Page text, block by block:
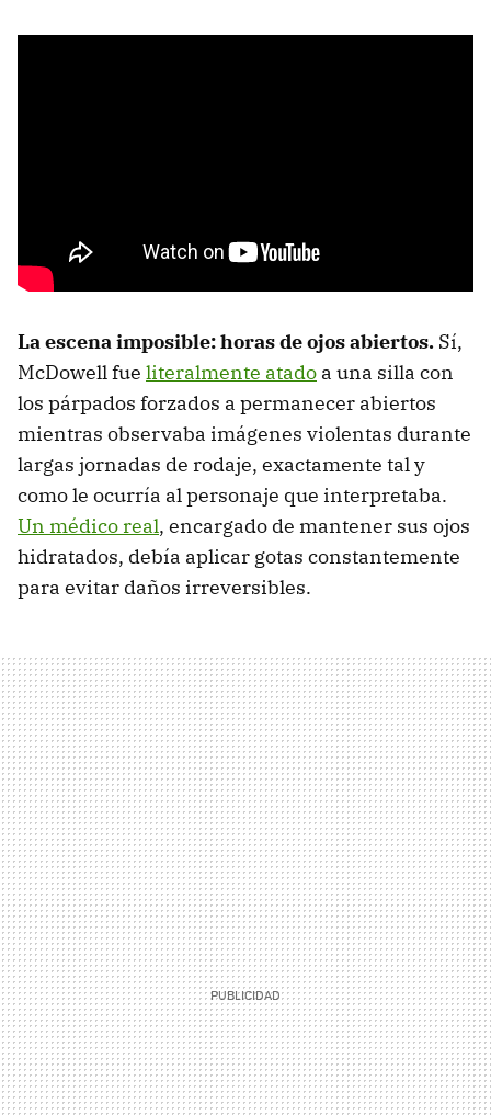
La escena imposible: horas de ojos abiertos. Sí,
McDowell fue literalmente atado a una silla con
los párpados forzados a permanecer abiertos
mientras observaba imágenes violentas durante
largas jornadas de rodaje, exactamente tal y
como le ocurría al personaje que interpretaba.
Un médico real, encargado de mantener sus ojos
hidratados, debía aplicar gotas constantemente
para evitar daños irreversibles.